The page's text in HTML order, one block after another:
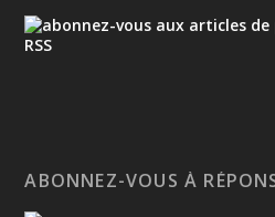
ABONNEZ-VOUS À